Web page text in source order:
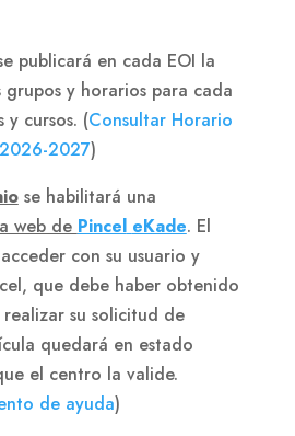
publicará en cada EOI la
y horarios para cada
y cursos. (Consultar Horario
2027)
se habilitará una
web de Pincel eKade. El
con su usuario y
que debe haber obtenido
su solicitud de
quedará en estado
el centro la valide.
de ayuda)